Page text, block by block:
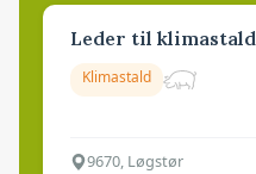
Leder til klimastald
Klimastald
9670, Løgstør